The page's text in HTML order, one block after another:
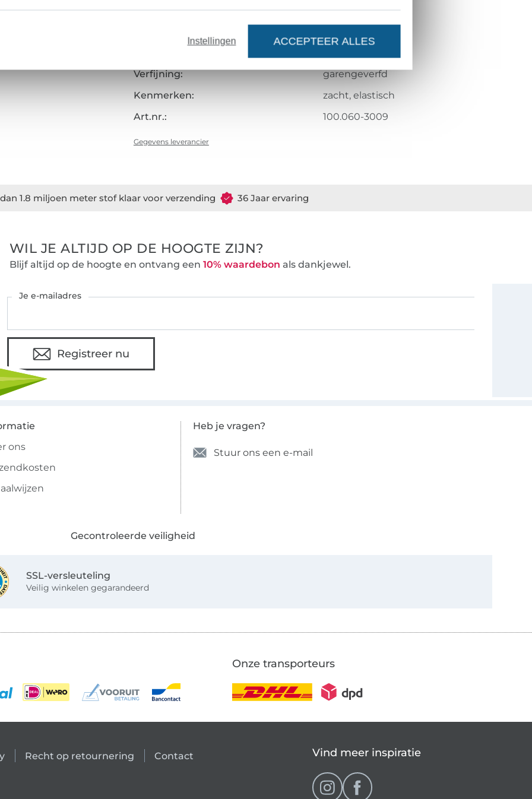
Oppervlak:
glanzend
Verfijning:
garengeverfd
Kenmerken:
zacht, elastisch
Art.nr.:
100.060-3009
Gegevens leverancier
1.8 miljoen meter stof klaar voor verzending 36 Jaar ervaring
WIL JE ALTIJD OP DE HOOGTE ZIJN?
Blijf altijd op de hoogte en ontvang een 10% waardebon als dankjewel.
Je e-mailadres
Registreer nu
ons
Heb je vragen?
Stuur ons een e-mail
Gecontroleerde veiligheid
SSL-versleuteling
Veilig winkelen gegarandeerd
Onze transporteurs
Recht op retournering Contact Vind meer inspiratie
Instellingen ACCEPTEER ALLES